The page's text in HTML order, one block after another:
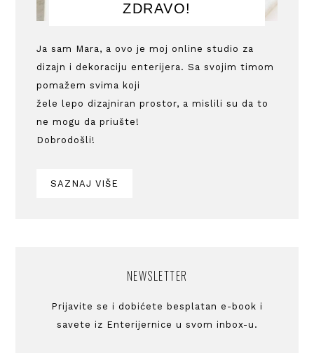
ZDRAVO!
Ja sam Mara, a ovo je moj online studio za
dizajn i dekoraciju enterijera. Sa svojim timom
pomažem svima koji
žele lepo dizajniran prostor, a mislili su da to
ne mogu da priušte!
Dobrodošli!
SAZNAJ VIŠE
NEWSLETTER
Prijavite se i dobićete besplatan e-book i
savete iz Enterijernice u svom inbox-u.